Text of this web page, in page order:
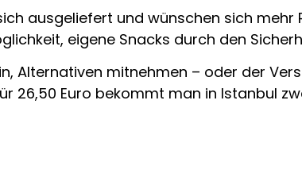
ausgeliefert und wünschen sich
eigene Snacks durch den
Alternativen mitnehmen – oder der
26,50 Euro bekommt man in Istanbul